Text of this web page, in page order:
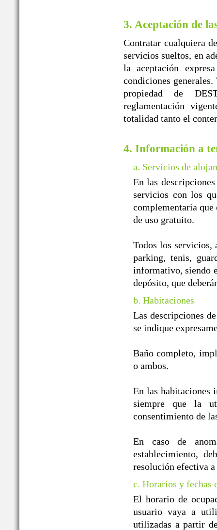
3. Aceptación de
Contratar cualquiera
servicios sueltos, en
la aceptación
condiciones
propiedad de
reglamentación
totalidad tanto el
4. Información a
a. Servicios de
En las
servicios con los
complementaria
de uso gratuito.
Todos los servicios,
parking, tenis,
informativo, siendo
depósito, que
b. Habitaciones
Las descripciones
se indique
Baño completo,
o ambos.
En las habitaciones
siempre que la
consentimiento de
En caso de
establecimiento,
resolución efectiva
c. Horarios y fechas
El horario de
usuario vaya a
utilizadas a partir